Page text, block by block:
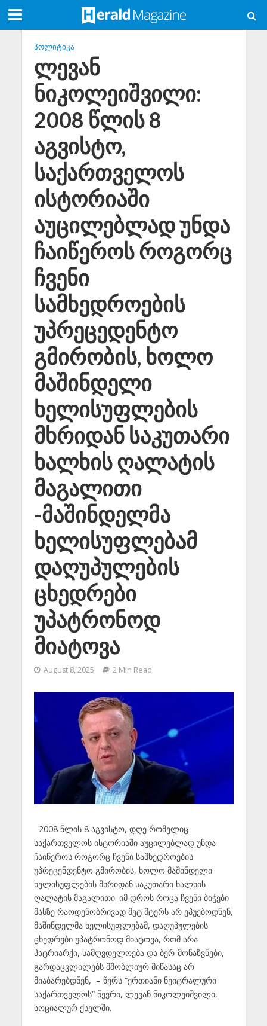
ᲞᲝᲚᲘᲢᲘᲙᲐ
ლევან
ნიკოლეიშვილი:
2008 წლის 8
აგვისტო,
საქართველოს
ისტორიაში
აუცილებლად უნდა
ჩაიწეროს როგორც
ჩვენი
სამხედროების
უპრეცედენტო
გმირობის, ხოლო
მაშინდელი
ხელისუფლების
მხრიდან საკუთარი
ხალხის ღალატის
მაგალითი
-მაშინდელმა
ხელისუფლებამ
დაღუპულების
ცხედრები
უპატრონოდ
მიატოვა
August 8, 2025 2 Min Read
2008 წლის 8 აგვისტო, დღე რომელიც
საქართველოს ისტორიაში აუცილებლად უნდა
ჩაიწეროს როგორც ჩვენი სამხედროების
უპრეცენდენტო გმირობის, ხოლო მაშინდელი
ხელისუფლების მხრიდან საკუთარი ხალხის
ღალატის მაგალითი. იმ დროს როცა ჩვენი ბიჭები
მასზე რაოდენობრივად მეტ მტერს არ ეპუებოდნენ,
მაშინდელმა ხელისუფლებამ, დაღუპულების
ცხედრები უპატრონოდ მიატოვა, რომ არა
პატრიარქი, სამღვდელოება და ბერ-მონაზვნები,
გარდაცვლილებს მშობლიურ მიწასაც არ
მიაბარებდნენ, – წერს “ერთიანი ნეიტრალური
საქართველოს” წევრი, ლევან ნიკოლეიშვილი,
სოციალურ ქსელში.